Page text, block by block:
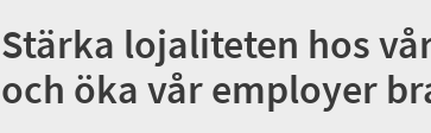
Stärka lojaliteten hos
och öka vår employer